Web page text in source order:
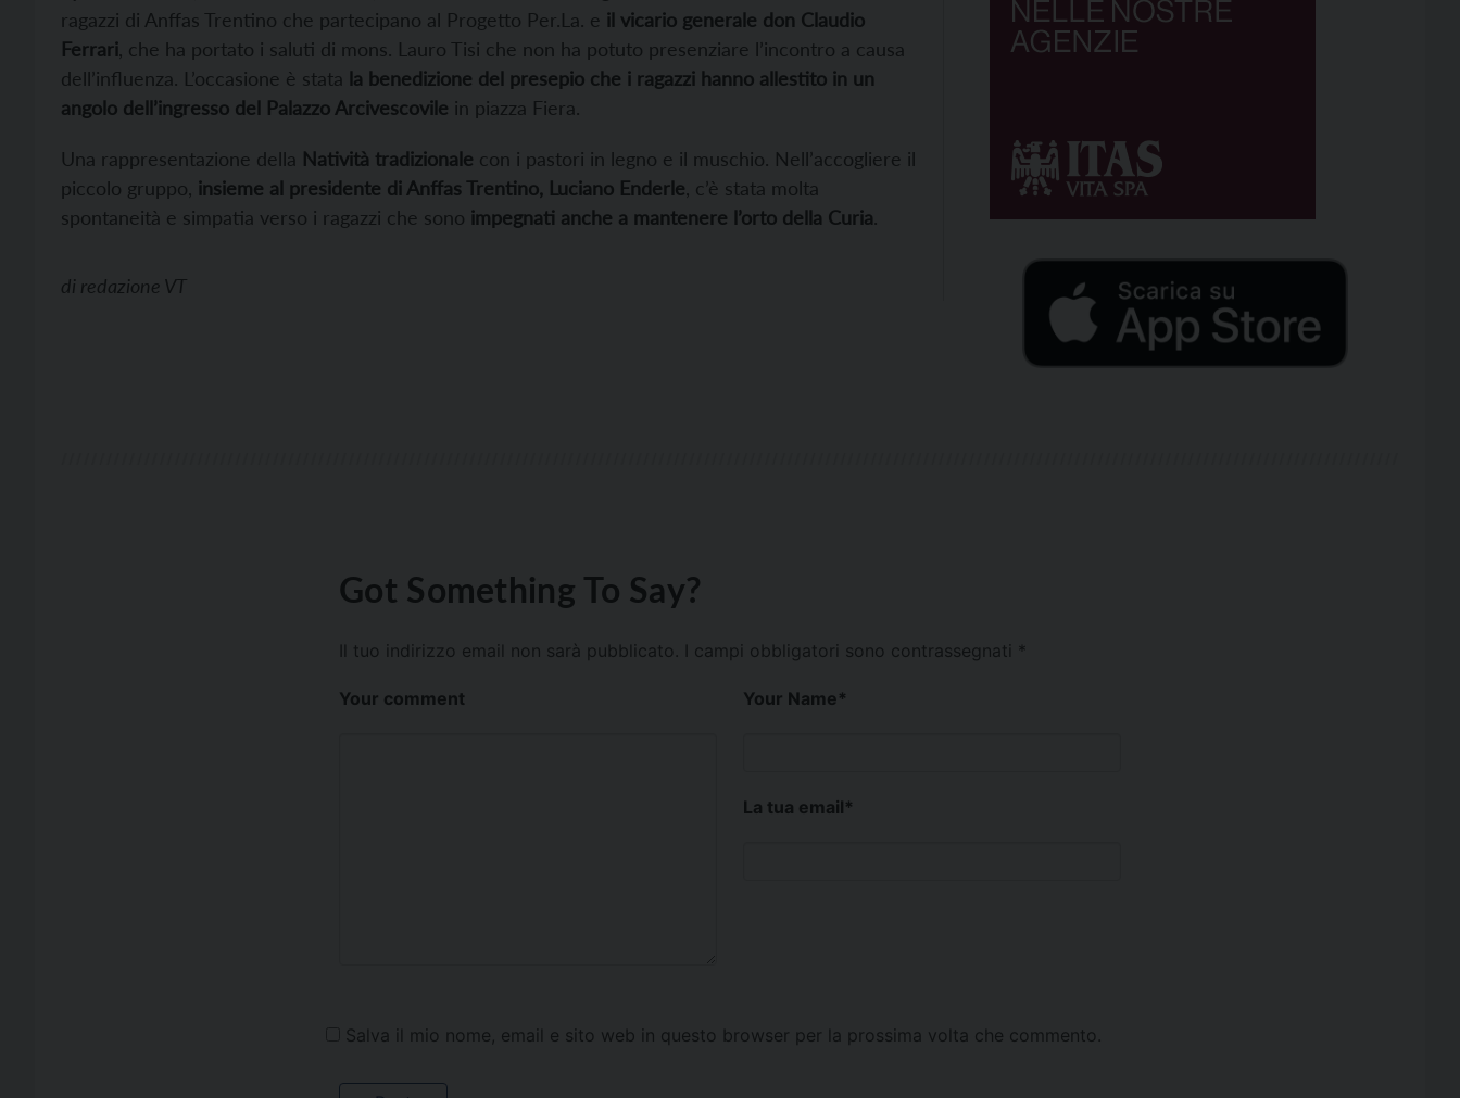
ragazzi di Anffas Trentino che partecipano al Progetto Per.La. e il vicario generale don Claudio
Ferrari, che ha portato i saluti di mons. Lauro Tisi che non ha potuto presenziare l’incontro a causa
dell’influenza. L’occasione è stata la benedizione del presepio che i ragazzi hanno allestito in un
angolo dell’ingresso del Palazzo Arcivescovile in piazza Fiera.
Una rappresentazione della Natività tradizionale con i pastori in legno e il muschio. Nell’accogliere il
piccolo gruppo, insieme al presidente di Anffas Trentino, Luciano Enderle, c’è stata molta
spontaneità e simpatia verso i ragazzi che sono impegnati anche a mantenere l’orto della Curia.
di redazione VT
Got Something To Say?
Il tuo indirizzo email non sarà pubblicato. I campi obbligatori sono contrassegnati *
Your comment Your Name*
La tua email*
Salva il mio nome, email e sito web in questo browser per la prossima volta che commento.